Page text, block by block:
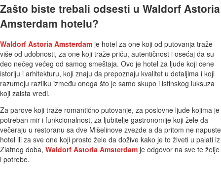
Zašto biste trebali odsesti u Waldorf Astoria
Amsterdam hotelu?
Waldorf Astoria Amsterdam je hotel za one koji od putovanja traže
više od udobnosti, za one koji traže priču, autentičnost i osećaj da su
deo nečeg većeg od samog smeštaja. Ovo je hotel za ljude koji cene
istoriju i arhitekturu, koji znaju da prepoznaju kvalitet u detaljima i koji
razumeju razliku između onoga što je samo skupo i istinskog luksuza
koji zaista vredi.
Za parove koji traže romantično putovanje, za poslovne ljude kojima je
potreban mir i funkcionalnost, za ljubitelje gastronomije koji žele da
večeraju u restoranu sa dve Mišelinove zvezde a da pritom ne napuste
hotel ili za sve one koji prosto žele da dožive kako je to živeti u palati iz
Zlatnog doba, Waldorf Astoria Amsterdam je odgovor na sve te želje
i potrebe.